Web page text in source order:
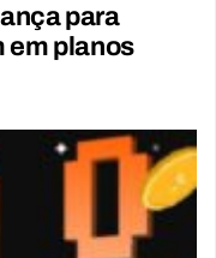
para
em planos